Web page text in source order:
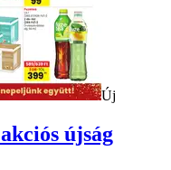
Új
akciós újság